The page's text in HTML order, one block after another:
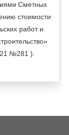
Сметных
стоимости
работ и
№281 ).